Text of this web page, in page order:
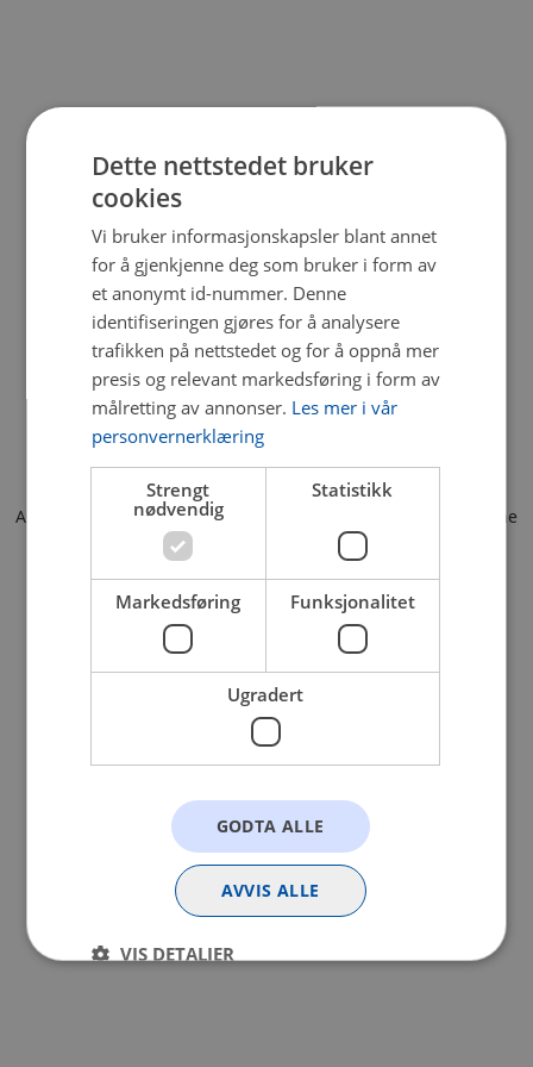
Application error: a client-side exception has occurred (see the
browser console for more information).
Dette nettstedet bruker
cookies
Vi bruker informasjonskapsler blant annet
for å gjenkjenne deg som bruker i form av
et anonymt id-nummer. Denne
identifiseringen gjøres for å analysere
trafikken på nettstedet og for å oppnå mer
presis og relevant markedsføring i form av
målretting av annonser. Les mer i vår
personvernerklæring
Strengt
nødvendig
Statistikk
Markedsføring Funksjonalitet
Ugradert
GODTA ALLE
AVVIS ALLE
VIS DETALJER